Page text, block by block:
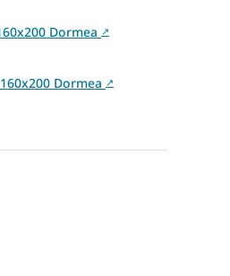
Dormea ↗
Dormea ↗